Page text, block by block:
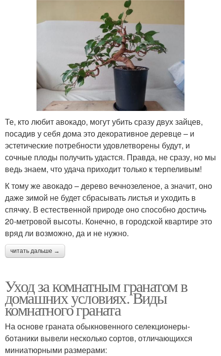
Те, кто любит авокадо, могут убить сразу двух зайцев,
посадив у себя дома это декоративное деревце – и
эстетические потребности удовлетворены будут, и
сочные плоды получить удастся. Правда, не сразу, но мы
ведь знаем, что удача приходит только к терпеливым!
К тому же авокадо – дерево вечнозеленое, а значит, оно
даже зимой не будет сбрасывать листья и уходить в
спячку. В естественной природе оно способно достичь
20-метровой высоты. Конечно, в городской квартире это
вряд ли возможно, да и не нужно.
читать дальше →
Уход за комнатным гранатом в
домашних условиях. Виды
комнатного граната
На основе граната обыкновенного селекционеры-
ботаники вывели несколько сортов, отличающихся
миниатюрными размерами: